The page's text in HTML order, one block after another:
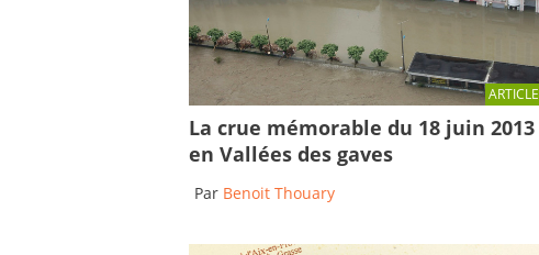
ARTICLE
La crue mémorable du 18 juin 2013
en Vallées des gaves
Par Benoit Thouary